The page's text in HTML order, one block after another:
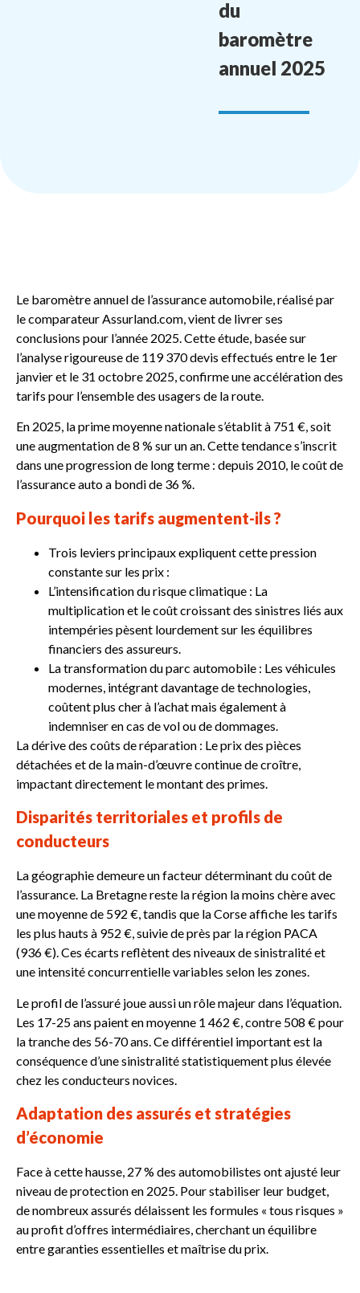
du
baromètre
annuel 2025
Le baromètre annuel de l’assurance automobile, réalisé par
le comparateur Assurland.com, vient de livrer ses
conclusions pour l’année 2025. Cette étude, basée sur
l’analyse rigoureuse de 119 370 devis effectués entre le 1er
janvier et le 31 octobre 2025, confirme une accélération des
tarifs pour l’ensemble des usagers de la route.
En 2025, la prime moyenne nationale s’établit à 751 €, soit
une augmentation de 8 % sur un an. Cette tendance s’inscrit
dans une progression de long terme : depuis 2010, le coût de
l’assurance auto a bondi de 36 %.
Pourquoi les tarifs augmentent-ils ?
Trois leviers principaux expliquent cette pression
constante sur les prix :
L’intensification du risque climatique : La
multiplication et le coût croissant des sinistres liés aux
intempéries pèsent lourdement sur les équilibres
financiers des assureurs.
La transformation du parc automobile : Les véhicules
modernes, intégrant davantage de technologies,
coûtent plus cher à l’achat mais également à
indemniser en cas de vol ou de dommages.
La dérive des coûts de réparation : Le prix des pièces
détachées et de la main-d’œuvre continue de croître,
impactant directement le montant des primes.
Disparités territoriales et profils de
conducteurs
La géographie demeure un facteur déterminant du coût de
l’assurance. La Bretagne reste la région la moins chère avec
une moyenne de 592 €, tandis que la Corse affiche les tarifs
les plus hauts à 952 €, suivie de près par la région PACA
(936 €). Ces écarts reflètent des niveaux de sinistralité et
une intensité concurrentielle variables selon les zones.
Le profil de l’assuré joue aussi un rôle majeur dans l’équation.
Les 17-25 ans paient en moyenne 1 462 €, contre 508 € pour
la tranche des 56-70 ans. Ce différentiel important est la
conséquence d’une sinistralité statistiquement plus élevée
chez les conducteurs novices.
Adaptation des assurés et stratégies
d’économie
Face à cette hausse, 27 % des automobilistes ont ajusté leur
niveau de protection en 2025. Pour stabiliser leur budget,
de nombreux assurés délaissent les formules « tous risques »
au profit d’offres intermédiaires, cherchant un équilibre
entre garanties essentielles et maîtrise du prix.